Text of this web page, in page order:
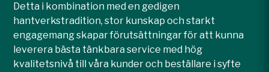
Detta i kombination med en gedigen
hantverkstradition, stor kunskap och starkt
engagemang skapar förutsättningar för att kunna
leverera bästa tänkbara service med hög
kvalitetsnivå till våra kunder och beställare i syfte